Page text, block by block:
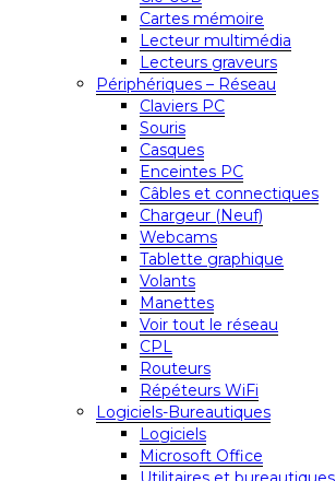
Cartes mémoire
Lecteur multimédia
Lecteurs graveurs
Périphériques – Réseau
Claviers PC
Souris
Casques
Enceintes PC
Câbles et connectiques
Chargeur (Neuf)
Webcams
Tablette graphique
Volants
Manettes
Voir tout le réseau
CPL
Routeurs
Répéteurs WiFi
Logiciels-Bureautiques
Logiciels
Microsoft Office